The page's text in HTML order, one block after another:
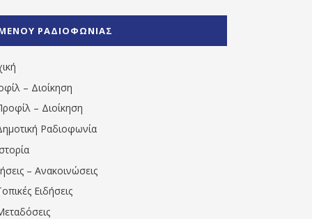
1531194763766854/" artist="" ]
ΡΑΔΙΟΦΩΝΙΑΣ
– Διοίκηση
– Διοίκηση
Ραδιοφωνία
– Ανακοινώσεις
Ειδήσεις